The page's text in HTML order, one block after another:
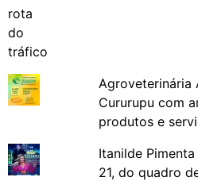
Agroveterinária
Cururupu com
produtos e
Itanilde
21, do quadro